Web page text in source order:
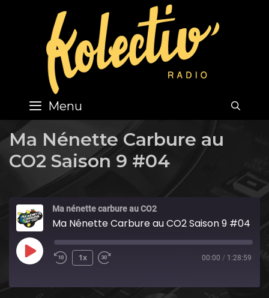
content
Menu
Ma Nénette Carbure au
CO2 Saison 9 #04
Ma nénette carbure au CO2
Ma Nénette Carbure au CO2 Saison 9 #04
Play
1x 00:00 / 1:28:59